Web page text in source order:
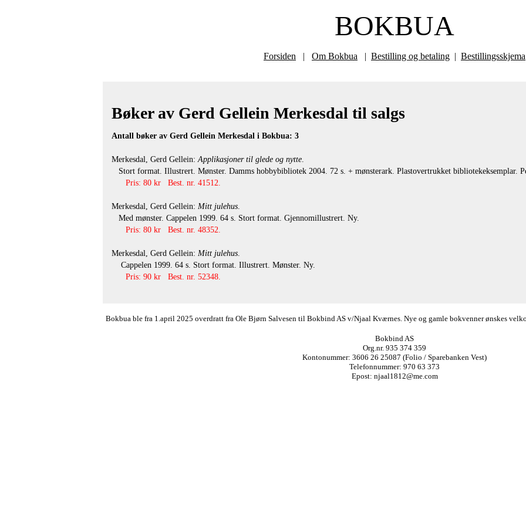
BOKBUA
Forsiden | Om Bokbua | Bestilling og betaling | Bestillingsskjema
Bøker av Gerd Gellein Merkesdal til salgs
Antall bøker av Gerd Gellein Merkesdal i Bokbua: 3
Merkesdal, Gerd Gellein: Applikasjoner til glede og nytte.
Stort format. Illustrert. Mønster. Damms hobbybibliotek 2004. 72 s. + mønsterark. Plastovertrukket bibliotekeksemplar.
Pris: 80 kr Best. nr. 41512.
Merkesdal, Gerd Gellein: Mitt julehus.
Med mønster. Cappelen 1999. 64 s. Stort format. Gjennomillustrert. Ny.
Pris: 80 kr Best. nr. 48352.
Merkesdal, Gerd Gellein: Mitt julehus.
Cappelen 1999. 64 s. Stort format. Illustrert. Mønster. Ny.
Pris: 90 kr Best. nr. 52348.
Bokbua ble fra 1.april 2025 overdratt fra Ole Bjørn Salvesen til Bokbind AS v/Njaal Kværnes. Nye og gamle bokvenner ønskes
Bokbind AS
Org.nr. 935 374 359
Kontonummer: 3606 26 25087 (Folio / Sparebanken Vest)
Telefonnummer: 970 63 373
Epost: njaal1812@me.com